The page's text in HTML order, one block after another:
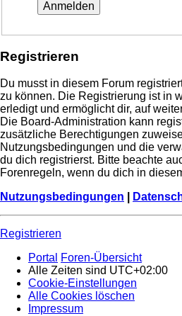
Registrieren
Du musst in diesem Forum
zu können. Die Registrierung ist in
erledigt und ermöglicht dir, auf
Die Board-Administration kann
zusätzliche Berechtigungen
Nutzungsbedingungen und die
du dich registrierst. Bitte beachte
Forenregeln, wenn du dich in
Nutzungsbedingungen
Registrieren
Portal Foren-Übersicht
Alle Zeiten sind UTC+02:00
Cookie-Einstellungen
Alle Cookies löschen
Impressum